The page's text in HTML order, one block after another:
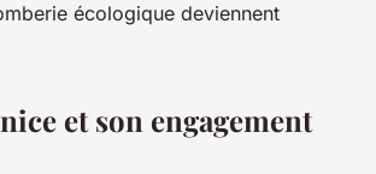
écologique deviennent
et son engagement